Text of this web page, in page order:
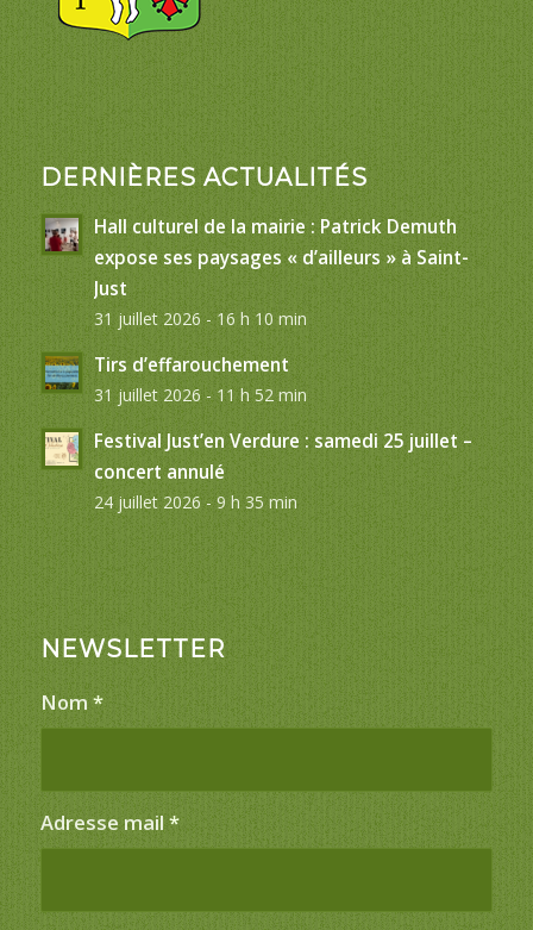
DERNIÈRES ACTUALITÉS
Hall culturel de la mairie : Patrick Demuth
expose ses paysages « d’ailleurs » à Saint-
Just
31 juillet 2026 - 16 h 10 min
Tirs d’effarouchement
31 juillet 2026 - 11 h 52 min
Festival Just’en Verdure : samedi 25 juillet –
concert annulé
24 juillet 2026 - 9 h 35 min
NEWSLETTER
Nom *
Adresse mail *